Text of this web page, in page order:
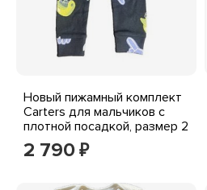
Новый пижамный комплект
Carters для мальчиков с
плотной посадкой, размер 2
Т, Бейсбольный спортивный
2 790 ₽